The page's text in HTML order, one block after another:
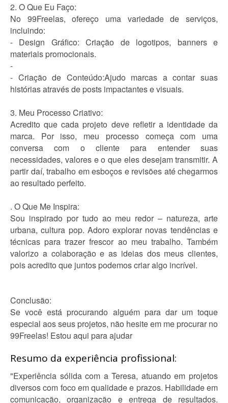
2. O Que Eu Faço:
No 99Freelas, ofereço uma variedade de serviços,
incluindo:
- Design Gráfico: Criação de logotipos, banners e
materiais promocionais.
-
- Criação de Conteúdo:Ajudo marcas a contar suas
histórias através de posts impactantes e visuais.
3. Meu Processo Criativo:
Acredito que cada projeto deve refletir a identidade da
marca. Por isso, meu processo começa com uma
conversa com o cliente para entender suas
necessidades, valores e o que eles desejam transmitir. A
partir daí, trabalho em esboços e revisões até chegarmos
ao resultado perfeito.
. O Que Me Inspira:
Sou inspirado por tudo ao meu redor – natureza, arte
urbana, cultura pop. Adoro explorar novas tendências e
técnicas para trazer frescor ao meu trabalho. Também
valorizo a colaboração e as ideias dos meus clientes,
pois acredito que juntos podemos criar algo incrível.
Conclusão:
Se você está procurando alguém para dar um toque
especial aos seus projetos, não hesite em me procurar no
99Freelas! Estou aqui para ajudar
Resumo da experiência profissional:
"Experiência sólida com a Teresa, atuando em projetos
diversos com foco em qualidade e prazos. Habilidade em
comunicação, organização e entrega de resultados.